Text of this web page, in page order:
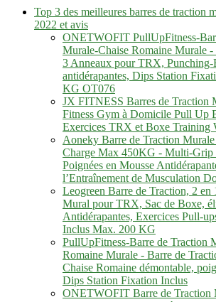
Top 3 des meilleures barres de traction
2022 et avis
ONETWOFIT PullUpFitness-
Murale-Chaise Romaine Murale
3 Anneaux pour TRX, Punching-
antidérapantes, Dips Station
KG OT076
JX FITNESS Barres de Traction
Fitness Gym à Domicile Pull Up
Exercices TRX et Boxe Training
Aoneky Barre de Traction
Charge Max 450KG - Multi-Grip
Poignées en Mousse
l’Entraînement de Musculation
Leogreen Barre de Traction, 2 en
Mural pour TRX, Sac de Boxe,
Antidérapantes, Exercices Pull-
Inclus Max. 200 KG
PullUpFitness-Barre de Traction
Romaine Murale - Barre de
Chaise Romaine démontable,
Dips Station Fixation Inclus
ONETWOFIT Barre de Traction